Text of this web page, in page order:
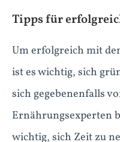
Tipps für
Um erfolgreich mit
ist es wichtig, sich
sich gegebenenfalls
Ernährungsexperten
wichtig, sich Zeit zu